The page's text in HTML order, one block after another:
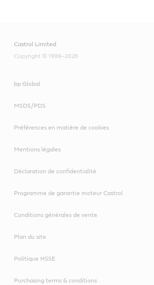
Long Drain 10W-
Castrol Limited
Copyright © 1999–2026
bp Global
MSDS/PDS
Préférences en matière de cookies
Mentions légales
Déclaration de confidentialité
Programme de garantie moteur Castrol
Conditions générales de vente
Plan du site
Politique HSSE
Purchasing terms & conditions